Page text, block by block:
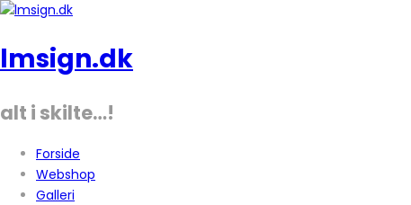
lmsign.dk
alt i skilte…!
Forside
Webshop
Galleri